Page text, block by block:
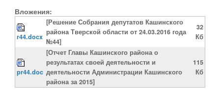
Вложения:
r44.docx
[Решение Собрания депутатов Кашинского
района Тверской области от 24.03.2016 года
№44]
32
Кб
pr44.doc
[Отчет Главы Кашинского района о
результатах своей деятельности и
деятельности Администрации Кашинского
района за 2015]
115
Кб